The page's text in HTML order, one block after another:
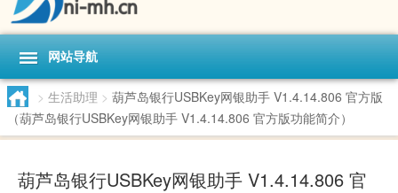
网站导航
> 生活助理 > 葫芦岛银行USBKey网银助手 V1.4.14.806 官方版
（葫芦岛银行USBKey网银助手 V1.4.14.806 官方版功能简介）
葫芦岛银行USBKey网银助手 V1.4.14.806 官